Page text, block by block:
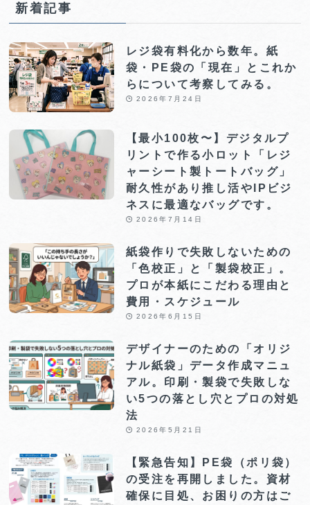
新着記事
レジ袋有料化から数年。紙
袋・PE袋の「現在」とこれか
らについて考察してみる。
2026年7月24日
【最小100枚〜】デジタルプ
リントで作る小ロット「レジ
ャーシート製トートバッグ」
耐久性があり推し活やIPビジ
ネスに最適なバッグです。
2026年7月14日
紙袋作りで失敗しないための
「色校正」と「製袋校正」。
プロが本紙にこだわる理由と
費用・スケジュール
2026年6月15日
デザイナーのための「オリジ
ナル紙袋」データ作成マニュ
アル。印刷・製袋で失敗しな
い5つの落とし穴とプロの対処
法
2026年5月21日
【緊急告知】PE袋（ポリ袋）
の受注を再開しました。資材
確保に目処、お困りの方はご